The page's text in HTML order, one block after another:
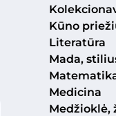
Kūno
Literatūra
Mada,
Medicina
Medžioklė,